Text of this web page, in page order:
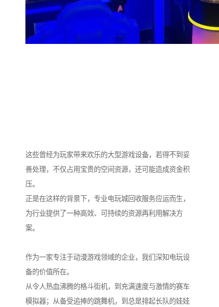
这些曾经为玩家带来欢乐的大型游戏设备，若得不到妥
善处理，不仅占用宝贵的空间资源，还可能造成资金积
压。
正是在这样的背景下，专业电玩城回收服务应运而生，
为行业提供了一种高效、可持续的资源再利用解决方
案。
作为一家专注于动漫游戏领域的企业，我们深知电玩设
备的价值所在。
从令人热血沸腾的格斗街机，到充满速度与激情的赛车
模拟器；从备受追捧的跳舞机，到总是排起长队的娃娃